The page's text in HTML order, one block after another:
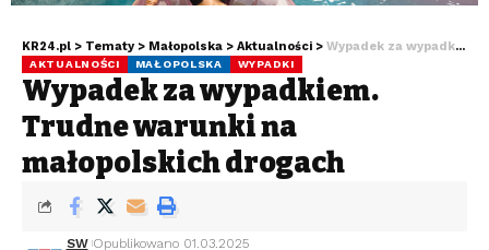
KR24.pl > Tematy > Małopolska > Aktualności > Wypadek za wypadkiem. Trudne warunki na małopolskich drogach
AKTUALNOŚCI MAŁOPOLSKA WYPADKI
Wypadek za wypadkiem.
Trudne warunki na
małopolskich drogach
SW Opublikowano 01.03.2025